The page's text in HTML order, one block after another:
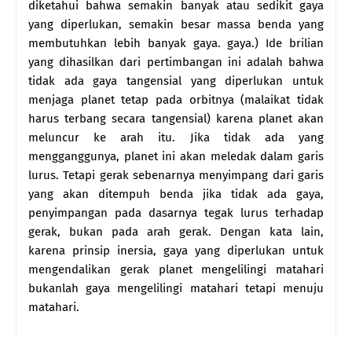
diketahui bahwa semakin banyak atau sedikit gaya
yang diperlukan, semakin besar massa benda yang
membutuhkan lebih banyak gaya. gaya.) Ide brilian
yang dihasilkan dari pertimbangan ini adalah bahwa
tidak ada gaya tangensial yang diperlukan untuk
menjaga planet tetap pada orbitnya (malaikat tidak
harus terbang secara tangensial) karena planet akan
meluncur ke arah itu. Jika tidak ada yang
mengganggunya, planet ini akan meledak dalam garis
lurus. Tetapi gerak sebenarnya menyimpang dari garis
yang akan ditempuh benda jika tidak ada gaya,
penyimpangan pada dasarnya tegak lurus terhadap
gerak, bukan pada arah gerak. Dengan kata lain,
karena prinsip inersia, gaya yang diperlukan untuk
mengendalikan gerak planet mengelilingi matahari
bukanlah gaya mengelilingi matahari tetapi menuju
matahari.